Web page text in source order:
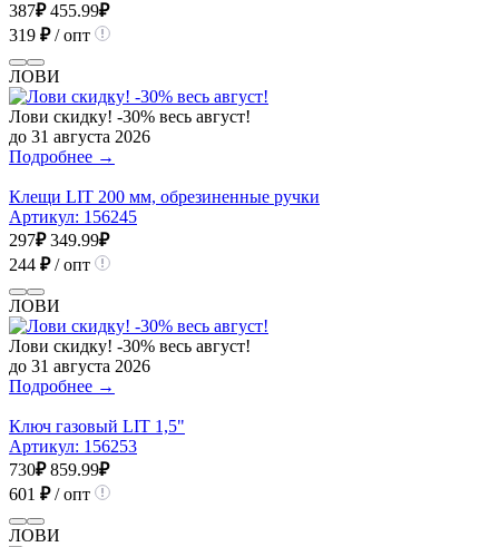
387₽ 455.99₽
319 ₽/ опт
ЛОВИ
Лови скидку! -30% весь август!
до 31 августа 2026
Подробнее →
Клещи LIT 200 мм, обрезиненные ручки
Артикул: 156245
297₽ 349.99₽
244 ₽/ опт
ЛОВИ
Лови скидку! -30% весь август!
до 31 августа 2026
Подробнее →
Ключ газовый LIT 1,5"
Артикул: 156253
730₽ 859.99₽
601 ₽/ опт
ЛОВИ